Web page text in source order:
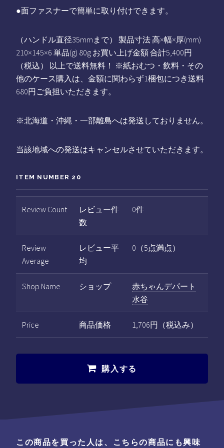
●面ファスナーで簡単に取り付けできます。
（ハンドル直径35mmまで） 製品寸法 高×幅×厚(mm)
210×145×6 単品(g) 80g お買い上げ金額 合計5,400円
（税込） 以上で送料無料！ ※紙おむつ・飲料・その
他のケース購入は、金額に関わらず1梱包につき送料
680円ご負担いただきます。
※北海道・沖縄・一部離島へは発送しておりません。
当該地域への発送はキャンセルさせていただきます。
ITEM NUMBER 20
Review Count
レビュー件
数
0件
Review
Average
レビュー平
均
0（5点満点）
Shop Name ショップ
赤ちゃんデパート
水谷
Price 商品価格 1,706円（税込み）
購入する
この商品を買った人は、こちらの商品にも興味